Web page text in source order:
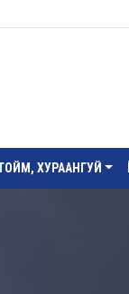
ХУРААНГУЙ